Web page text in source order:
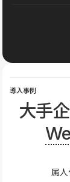
導入事例
大手
属人